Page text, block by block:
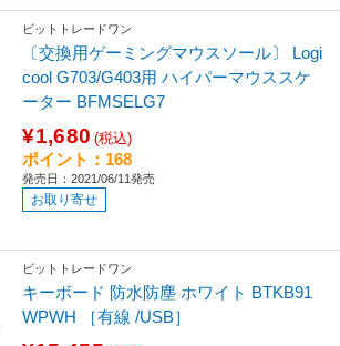
ビットトレードワン
〔交換用ゲーミングマウスソール〕 Logi
cool G703/G403用 ハイパーマウススケ
ーター BFMSELG7
¥1,680 (税込)
ポイント：168
発売日：2021/06/11発売
お取り寄せ
ビットトレードワン
キーボード 防水防塵 ホワイト BTKB91
WPWH ［有線 /USB］